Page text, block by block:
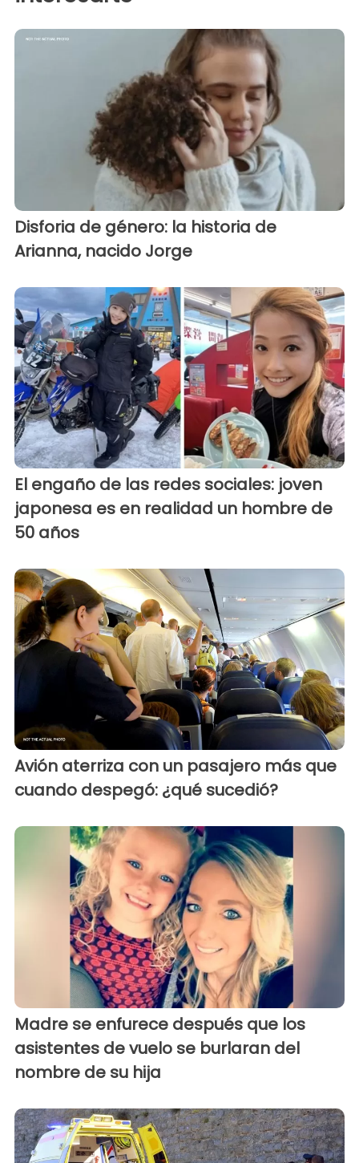
Disforia de género: la historia de
Arianna, nacido Jorge
El engaño de las redes sociales: joven
japonesa es en realidad un hombre de
50 años
Avión aterriza con un pasajero más que
cuando despegó: ¿qué sucedió?
Madre se enfurece después que los
asistentes de vuelo se burlaran del
nombre de su hija